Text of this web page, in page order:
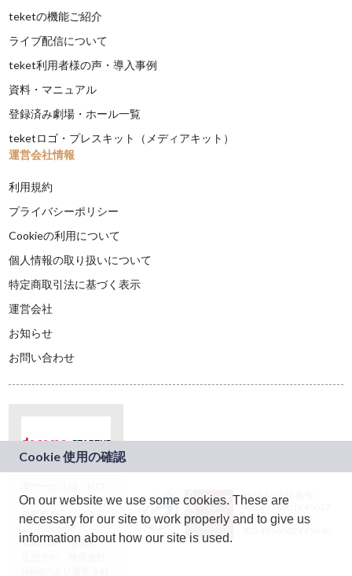
teketの機能ご紹介
ライブ配信について
teket利用者様の声・導入事例
資料・マニュアル
登録済み劇場・ホール一覧
teketロゴ・プレスキット（メディアキット）
運営会社情報
利用規約
プライバシーポリシー
Cookieの利用について
個人情報の取り扱いについて
特定商取引法に基づく表示
運営会社
お知らせ
お問い合わせ
ドコモグループの新
規事業創出プログラ
ム「docomo
STARTUP」を通じて
JASRAC許諾番号：
9024936001Y45037
JASRAC許諾番号：
On our website we use some cookies. These are
necessary for our site to work properly and to give us
information about how our site is used.